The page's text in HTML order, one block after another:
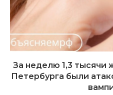
За неделю 1,3 тысячи
Петербурга были